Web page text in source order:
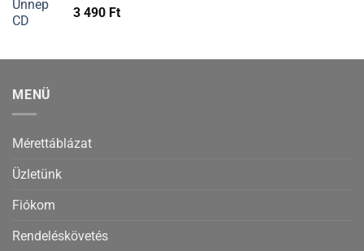
3 490 Ft
MENÜ
Mérettáblázat
Üzletünk
Fiókom
Rendeléskövetés